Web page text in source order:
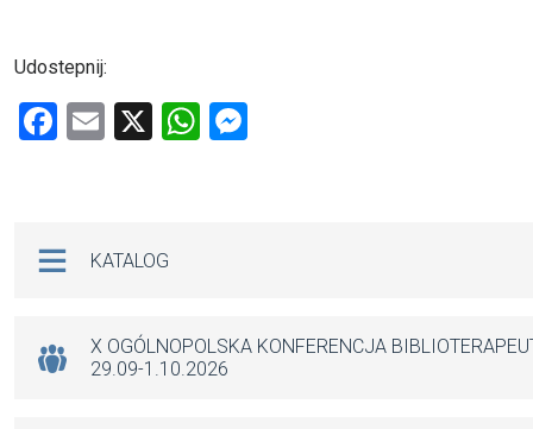
Udostepnij:
F
o
k
E
X
W
p
KATALOG
X OGÓLNOPOLSKA KONFERENCJA
29.09-1.10.2026